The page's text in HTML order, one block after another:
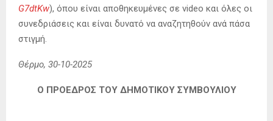
G7dtKw), όπου είναι αποθηκευμένες σε video και όλες οι
συνεδριάσεις και είναι δυνατό να αναζητηθούν ανά πάσα
στιγμή.
Θέρμο, 30-10-2025
Ο ΠΡΟΕΔΡΟΣ ΤΟΥ ΔΗΜΟΤΙΚΟΥ ΣΥΜΒΟΥΛΙΟΥ